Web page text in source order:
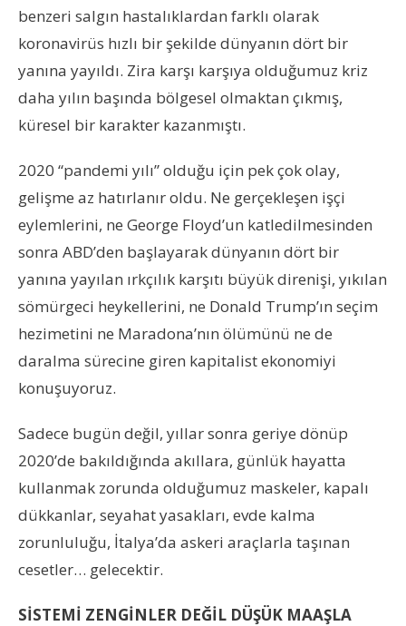
benzeri salgın hastalıklardan farklı olarak
koronavirüs hızlı bir şekilde dünyanın dört bir
yanına yayıldı. Zira karşı karşıya olduğumuz kriz
daha yılın başında bölgesel olmaktan çıkmış,
küresel bir karakter kazanmıştı.
2020 “pandemi yılı” olduğu için pek çok olay,
gelişme az hatırlanır oldu. Ne gerçekleşen işçi
eylemlerini, ne George Floyd’un katledilmesinden
sonra ABD’den başlayarak dünyanın dört bir
yanına yayılan ırkçılık karşıtı büyük direnişi, yıkılan
sömürgeci heykellerini, ne Donald Trump’ın seçim
hezimetini ne Maradona’nın ölümünü ne de
daralma sürecine giren kapitalist ekonomiyi
konuşuyoruz.
Sadece bugün değil, yıllar sonra geriye dönüp
2020’de bakıldığında akıllara, günlük hayatta
kullanmak zorunda olduğumuz maskeler, kapalı
dükkanlar, seyahat yasakları, evde kalma
zorunluluğu, İtalya’da askeri araçlarla taşınan
cesetler… gelecektir.
SİSTEMİ ZENGİNLER DEĞİL DÜŞÜK MAAŞLA